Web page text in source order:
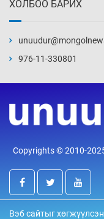
4 цаг
20
20
ХОЛБОО БАРИХ
976-11-330801
Copyrights © 2010-
Вэб сайтыг